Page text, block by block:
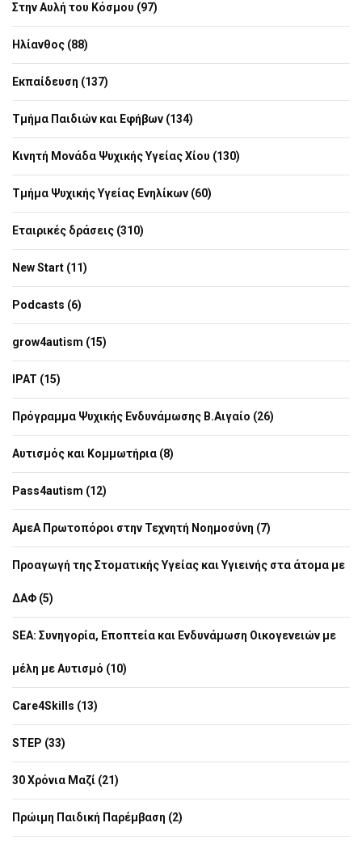
Στην Αυλή του Κόσμου (97)
Ηλίανθος (88)
Εκπαίδευση (137)
Τμήμα Παιδιών και Εφήβων (134)
Κινητή Μονάδα Ψυχικής Υγείας Χίου (130)
Τμήμα Ψυχικής Υγείας Ενηλίκων (60)
Εταιρικές δράσεις (310)
New Start (11)
Podcasts (6)
grow4autism (15)
IPAT (15)
Πρόγραμμα Ψυχικής Ενδυνάμωσης Β.Αιγαίο (26)
Αυτισμός και Κομμωτήρια (8)
Pass4autism (12)
ΑμεΑ Πρωτοπόροι στην Τεχνητή Νοημοσύνη (7)
Προαγωγή της Στοματικής Υγείας και Υγιεινής στα άτομα με
ΔΑΦ (5)
SEA: Συνηγορία, Εποπτεία και Ενδυνάμωση Οικογενειών με
μέλη με Αυτισμό (10)
Care4Skills (13)
STEP (33)
30 Χρόνια Μαζί (21)
Πρώιμη Παιδική Παρέμβαση (2)